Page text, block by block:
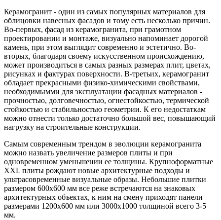
Керамогранит - один из самых популярных материалов для
облицовки навесных фасадов и тому есть несколько причин.
Во-первых, фасад из керамогранита, при грамотном
проектировании и монтаже, визуально напоминает дорогой
камень, при этом выглядит современно и эстетично. Во-
вторых, благодаря своему искусственном происхождению,
может производиться в самых разных размерах плит, цветах,
рисунках и фактурах поверхности. В-третьих, керамогранит
обладает прекрасными физико-химическими свойствами,
необходимымми для эксплуатации фасадных материалов -
прочностью, долговечностью, огнестойкостью, термической
стойкостью и стабильностью геометрии. К его недостаткам
можно отнести только достаточно большой вес, повышающий
нагрузку на строительные конструкции.
Самым современным трендом в эволюции керамогранита
можно назвать увеличение размеров плиты и при
одновременном уменьшении ее толщины. Крупноформатные
XXL плиты рождают новые архитектурные подходы и
ультрасовременные визуальные образы. Небольшие плитки
размером 600х600 мм все реже встречаются на знаковых
архитектурных объектах, к ним на смену приходят панели
размерами 1200х600 мм или 3000х1000 толщиной всего 3-5
мм.